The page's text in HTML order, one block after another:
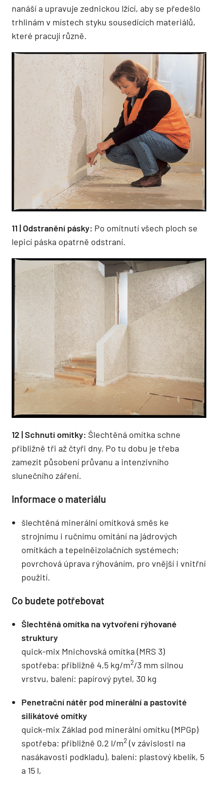
nanáší a upravuje zednickou lžící, aby se předešlo
trhlinám v místech styku sousedících materiálů,
které pracují různě.
11 | Odstranění pásky: Po omítnutí všech ploch se
lepicí páska opatrně odstraní.
12 | Schnutí omítky: Šlechtěná omítka schne
přibližně tři až čtyři dny. Po tu dobu je třeba
zamezit působení průvanu a intenzivního
slunečního záření.
Informace o materiálu
šlechtěná minerální omítková směs ke
strojnímu i ručnímu omítání na jádrových
omítkách a tepelněizolačních systémech;
povrchová úprava rýhováním, pro vnější i vnitřní
použití.
Co budete potřebovat
Šlechtěná omítka na vytvoření rýhované
struktury
quick-mix Mnichovská omítka (MRS 3)
spotřeba: přibližně 4,5 kg/m2/3 mm silnou
vrstvu, balení: papírový pytel, 30 kg
Penetrační nátěr pod minerální a pastovité
silikátové omítky
quick-mix Základ pod minerální omítku (MPGp)
spotřeba: přibližně 0,2 l/m2 (v závislosti na
nasákavosti podkladu), balení: plastový kbelík, 5
a 15 l,